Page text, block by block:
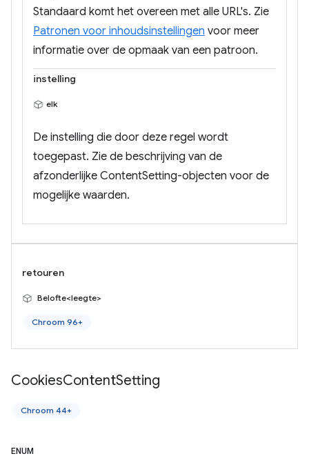
Standaard komt het overeen met alle URL's. Zie
Patronen voor inhoudsinstellingen voor meer
informatie over de opmaak van een patroon.
instelling
elk
De instelling die door deze regel wordt
toegepast. Zie de beschrijving van de
afzonderlijke ContentSetting-objecten voor de
mogelijke waarden.
retouren
Belofte<leegte>
Chroom 96+
CookiesContentSetting
Chroom 44+
ENUM